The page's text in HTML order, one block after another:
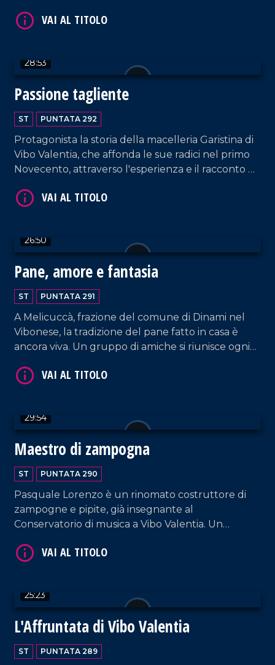
preservare la memoria e l'impegno di Giuseppe.
28:53
Passione tagliente
ST PUNTATA 292
Protagonista la storia della macelleria Garistina di
Vibo Valentia, che affonda le sue radici nel primo
Novecento, attraverso l'esperienza e il racconto di
26:50
Pane, amore e fantasia
ST PUNTATA 291
A Melicuccà, frazione del comune di Dinami nel
Vibonese, la tradizione del pane fatto in casa è
ancora viva. Un gruppo di amiche si riunisce ogni
lievito madre, lo stesso utilizzato dalle loro nonne
stessa cura e affetto di un figlio.
29:54
Maestro di zampogna
ST PUNTATA 290
Pasquale Lorenzo è un rinomato costruttore di
zampogne e pipite, già insegnante al
Conservatorio di musica a Vibo Valentia. Un
Crudo, un anziano zampognaro di Rombiolo, che
25:23
L'Affruntata di Vibo Valentia
ST PUNTATA 289
VAI AL TITOLO
VAI AL TITOLO
VAI AL TITOLO